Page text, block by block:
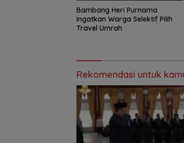
Bambang Heri Purnama
Ingatkan Warga Selektif Pilih
Travel Umrah
Rekomendasi untuk